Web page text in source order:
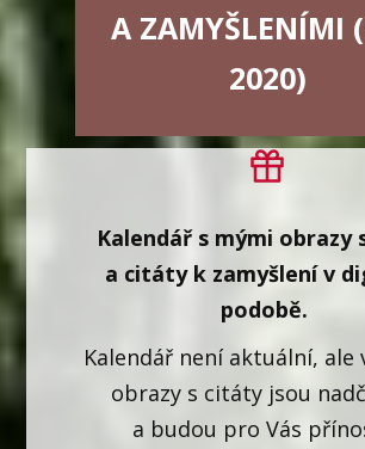
A ZAMYŠLENÍMI
2020)
Kalendář s mými obrazy
a citáty k zamyšlení v
podobě.
Kalendář není aktuální, ale
obrazy s citáty jsou
a budou pro Vás